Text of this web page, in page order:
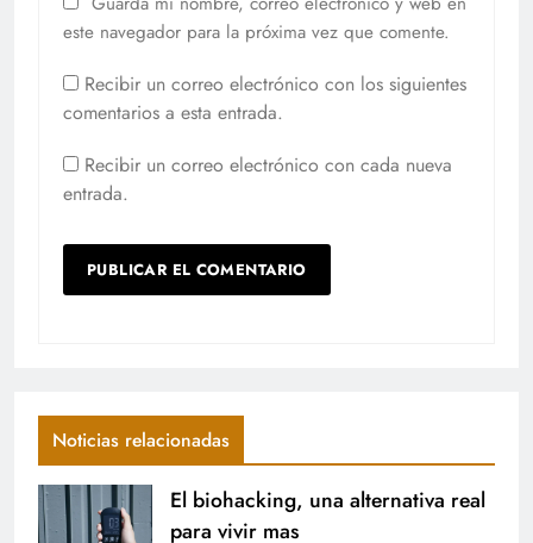
este navegador para la próxima vez que comente.
Recibir un correo electrónico con los siguientes
comentarios a esta entrada.
Recibir un correo electrónico con cada nueva
entrada.
Noticias relacionadas
El biohacking, una alternativa real
para vivir mas